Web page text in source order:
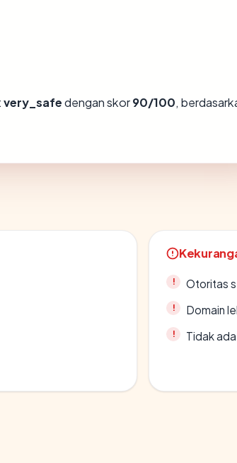
very_safedengan skor90/100,
Otoritas
Domain
Tidak